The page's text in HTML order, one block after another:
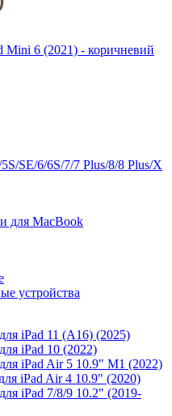
Mini 6 (2021) - коричневий
SE/6/6S/7/7 Plus/8/8 Plus/X
для MacBook
устройства
iPad 11 (A16) (2025)
iPad 10 (2022)
iPad Air 5 10.9" M1 (2022)
iPad Air 4 10.9" (2020)
iPad 7/8/9 10.2" (2019-